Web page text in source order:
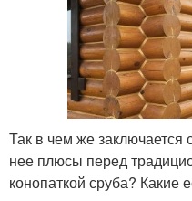
Так в чем же заключается
нее плюсы перед
конопаткой сруба? Какие